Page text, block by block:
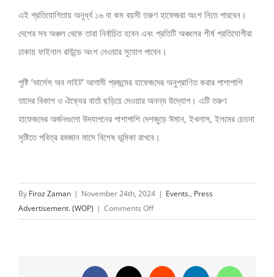
এই প্রতিযোগিতায় অনূর্ধ্ব ১৬ বা কম বয়সী তরুণ হাফেজরা অংশ নিতে পারবেন।
দেশের সব অঞ্চল থেকে তারা নির্বাচিত হবেন এবং প্রতিটি অঞ্চলের শীর্ষ প্রতিযোগীরা
ঢাকায় ফাইনাল রাউন্ডে অংশ নেওয়ার সুযোগ পাবেন।
পুষ্টি ‘ভার্সেস অব লাইট’ আগামী প্রজন্মের হাফেজদের অনুপ্রাণিত করার পাশাপাশি
তাদের বিকাশ ও ঐক্যের বার্তা ছড়িয়ে দেওয়ার অনন্য উদ্যোগ। এটি তরুণ
হাফেজদের অর্জনগুলো উদযাপনের পাশাপাশি দেশজুড়ে ঈমান, ইখলাস, ইলমের চেতনা
সৃষ্টিতে পবিত্র রমজান মাসে বিশেষ ভূমিকা রাখবে।
By Firoz Zaman | November 24th, 2024 | Events., Press
Advertisement. (WOP) | Comments Offon
শুরু
‘ভার্সেস